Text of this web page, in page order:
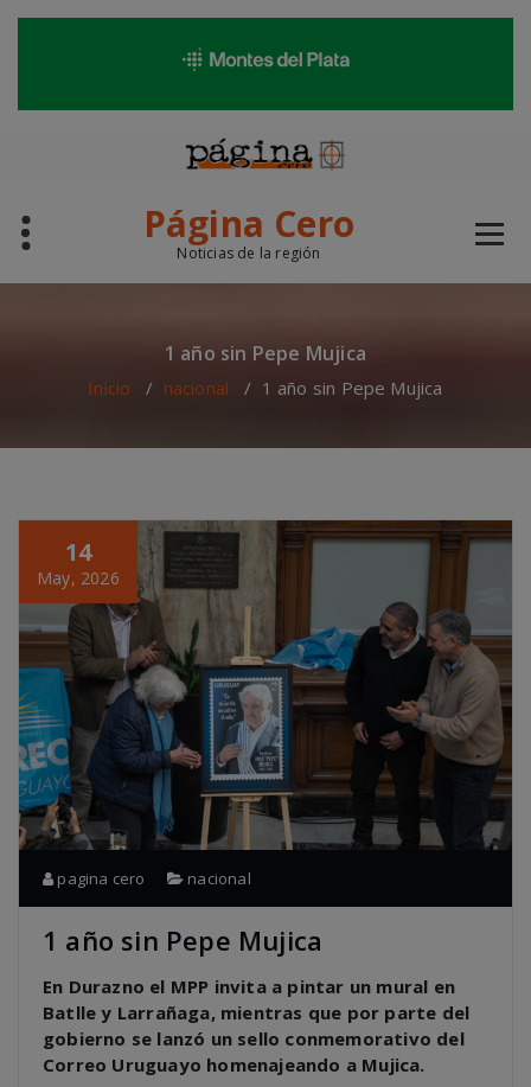
Página Cero
Noticias de la región
1 año sin Pepe Mujica
Inicio / nacional / 1 año sin Pepe Mujica
14
May, 2026
pagina cero nacional
1 año sin Pepe Mujica
En Durazno el MPP invita a pintar un mural en
Batlle y Larrañaga, mientras que por parte del
gobierno se lanzó un sello conmemorativo del
Correo Uruguayo homenajeando a Mujica.